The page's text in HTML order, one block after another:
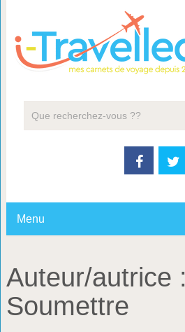
Menu
Auteur/autrice :
Soumettre